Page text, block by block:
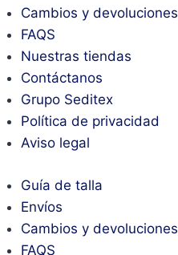
Cambios y devoluciones
FAQS
Nuestras tiendas
Contáctanos
Grupo Seditex
Política de privacidad
Aviso legal
Guía de talla
Envíos
Cambios y devoluciones
FAQS